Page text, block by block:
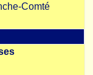
Comté